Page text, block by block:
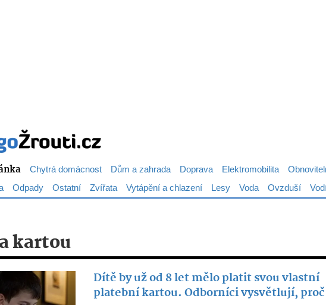
Chytrá domácnost Dům a zahrada Doprava Elektromobilita
Odpady Ostatní Zvířata Vytápění a chlazení Lesy Voda Ovzduší
kartou
Dítě by už od 8 let mělo platit svou vlastní
platební kartou. Odborníci vysvětlují, proč